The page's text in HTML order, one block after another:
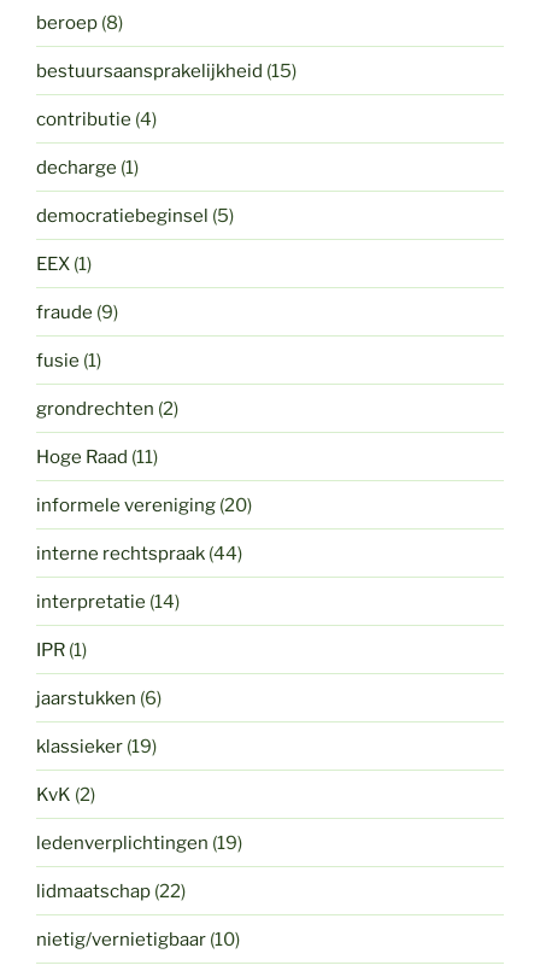
beroep (8)
bestuursaansprakelijkheid (15)
contributie (4)
decharge (1)
democratiebeginsel (5)
EEX (1)
fraude (9)
fusie (1)
grondrechten (2)
Hoge Raad (11)
informele vereniging (20)
interne rechtspraak (44)
interpretatie (14)
IPR (1)
jaarstukken (6)
klassieker (19)
KvK (2)
ledenverplichtingen (19)
lidmaatschap (22)
nietig/vernietigbaar (10)